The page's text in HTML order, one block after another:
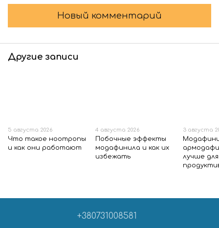
Новый комментарий
Другие записи
5 августа 2026
Что такое ноотропы
и как они работают
4 августа 2026
Побочные эффекты
модафинила и как их
избежать
3 августа
лучше для
+380731008581